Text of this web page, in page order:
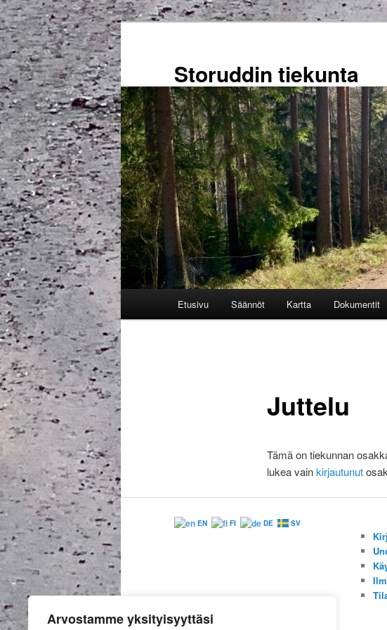
Arvostamme yksityisyyttäsi
Siirry
sisältöön
Storuddin tiekunta
Etusivu Säännöt Kartta Dokumentit
Juttelu
Tämä on tiekunnan
lukea vainkirjautunut
EN FI DE SV